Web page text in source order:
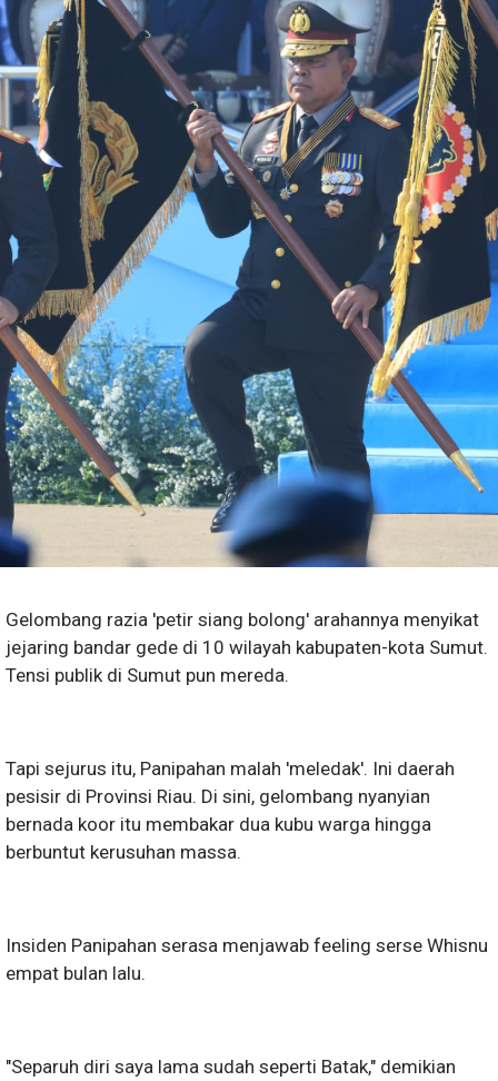
Gelombang razia 'petir siang bolong' arahannya menyikat
jejaring bandar gede di 10 wilayah kabupaten-kota Sumut.
Tensi publik di Sumut pun mereda.
Tapi sejurus itu, Panipahan malah 'meledak'. Ini daerah
pesisir di Provinsi Riau. Di sini, gelombang nyanyian
bernada koor itu membakar dua kubu warga hingga
berbuntut kerusuhan massa.
Insiden Panipahan serasa menjawab feeling serse Whisnu
empat bulan lalu.
"Separuh diri saya lama sudah seperti Batak," demikian